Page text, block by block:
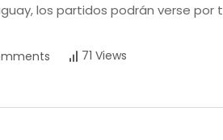
los partidos podrán verse por
71 Views